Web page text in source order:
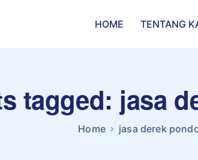
HOME TENTANG
tagged: jasa
Home jasa derek